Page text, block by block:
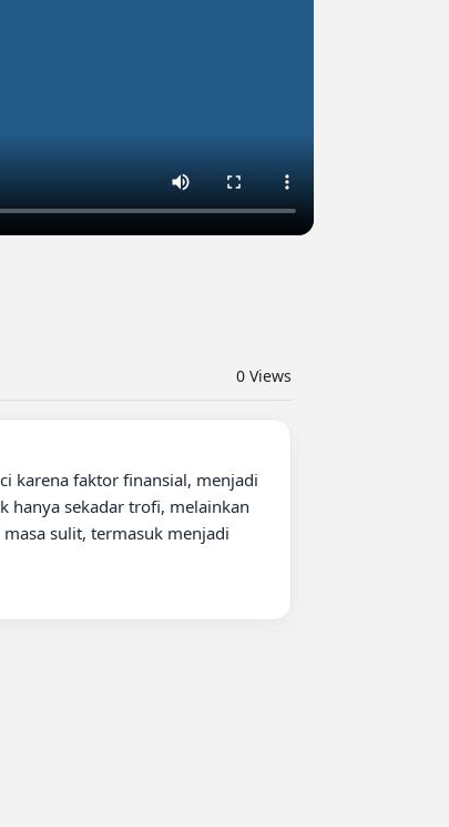
0 Views
karena faktor finansial, menjadi
hanya sekadar trofi, melainkan
sulit, termasuk menjadi